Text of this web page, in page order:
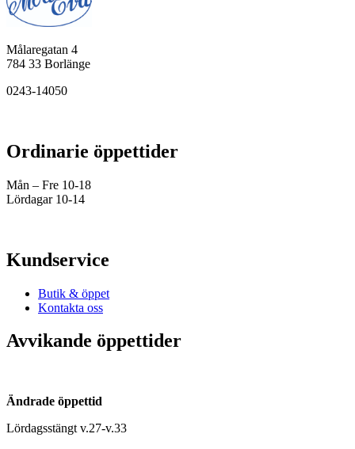
Målaregatan 4
784 33 Borlänge
0243-14050
Ordinarie öppettider
Mån – Fre 10-18
Lördagar 10-14
Kundservice
Butik & öppet
Kontakta oss
Avvikande öppettider
Ändrade öppettid
Lördagsstängt v.27-v.33